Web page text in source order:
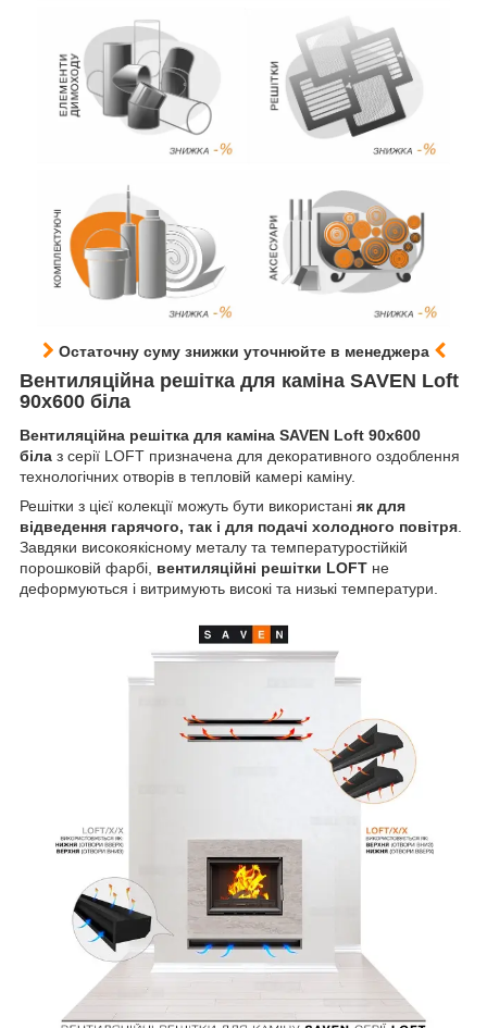
Остаточну суму знижки уточнюйте в менеджера
Вентиляційна решітка для каміна SAVEN Loft
90х600 біла
Вентиляційна решітка для каміна SAVEN Loft 90х600
біла з серії LOFT призначена для декоративного оздоблення
технологічних отворів в тепловій камері каміну.
Решітки з цієї колекції можуть бути використані як для
відведення гарячого, так і для подачі холодного повітря
Завдяки високоякісному металу та температуростійкій
порошковій фарбі, вентиляційні решітки LOFT не
деформуються і витримують високі та низькі температури.